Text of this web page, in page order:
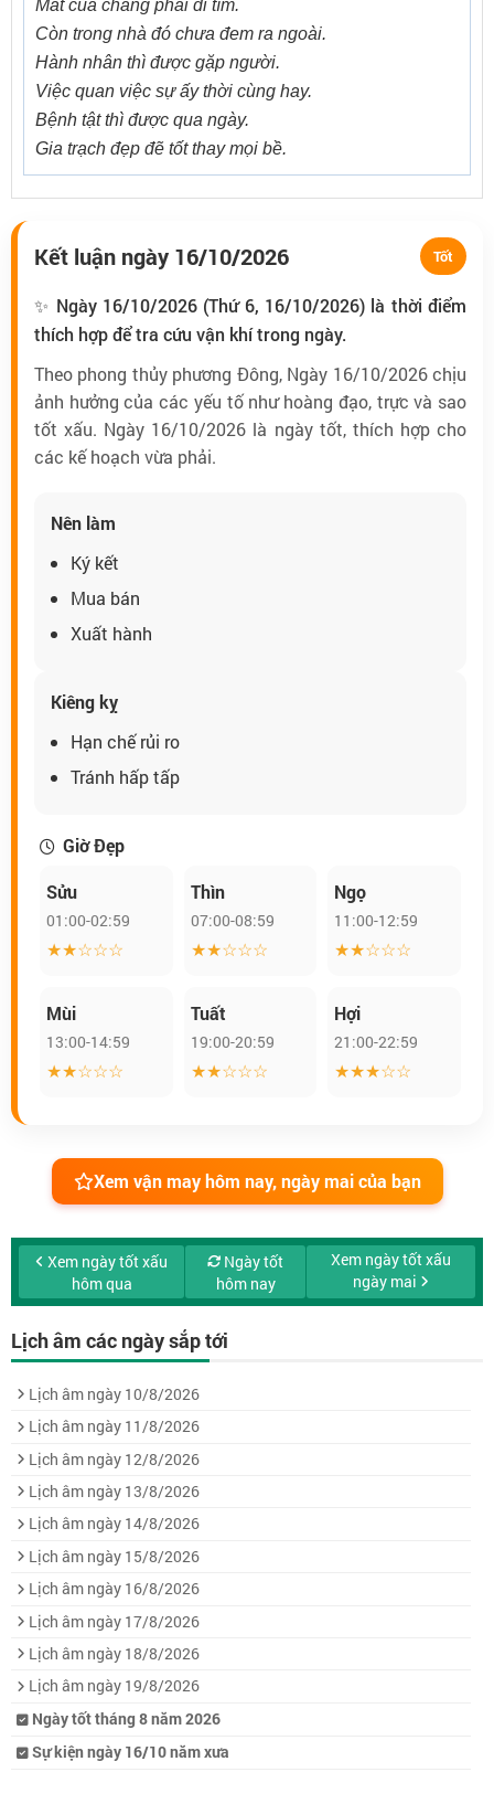
Mất của chẳng phải đi tìm.
Còn trong nhà đó chưa đem ra ngoài.
Hành nhân thì được gặp người.
Việc quan việc sự ấy thời cùng hay.
Bệnh tật thì được qua ngày.
Gia trạch đẹp đẽ tốt thay mọi bề.
Kết luận ngày 16/10/2026 Tốt
✨ Ngày 16/10/2026 (Thứ 6, 16/10/2026) là thời điểm
thích hợp để tra cứu vận khí trong ngày.
Theo phong thủy phương Đông, Ngày 16/10/2026 chịu
ảnh hưởng của các yếu tố như hoàng đạo, trực và sao
tốt xấu. Ngày 16/10/2026 là ngày tốt, thích hợp cho
các kế hoạch vừa phải.
Nên làm
Ký kết
Mua bán
Xuất hành
Kiêng kỵ
Hạn chế rủi ro
Tránh hấp tấp
Giờ Đẹp
Sửu
01:00-02:59
★★☆☆☆
Thìn
07:00-08:59
★★☆☆☆
Ngọ
11:00-12:59
★★☆☆☆
Mùi
13:00-14:59
★★☆☆☆
Tuất
19:00-20:59
★★☆☆☆
Hợi
21:00-22:59
★★★☆☆
Xem vận may hôm nay, ngày mai của bạn
Xem ngày tốt xấu
hôm qua
Ngày tốt
hôm nay
Xem ngày tốt xấu
ngày mai
Lịch âm các ngày sắp tới
Lịch âm ngày 10/8/2026
Lịch âm ngày 11/8/2026
Lịch âm ngày 12/8/2026
Lịch âm ngày 13/8/2026
Lịch âm ngày 14/8/2026
Lịch âm ngày 15/8/2026
Lịch âm ngày 16/8/2026
Lịch âm ngày 17/8/2026
Lịch âm ngày 18/8/2026
Lịch âm ngày 19/8/2026
Ngày tốt tháng 8 năm 2026
Sự kiện ngày 16/10 năm xưa